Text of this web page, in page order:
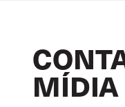
MÍDIA